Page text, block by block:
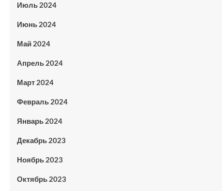
Июль 2024
Июнь 2024
Май 2024
Апрель 2024
Март 2024
Февраль 2024
Январь 2024
Декабрь 2023
Ноябрь 2023
Октябрь 2023